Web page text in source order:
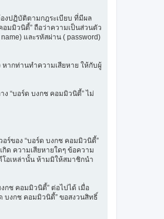
งปฏิบัติตามกฎระเบียบ ที่มีผล
อมมิวนิตี้” ถือว่าความเป็นส่วนตัว
และรหัสผ่าน ( password)
หากท่านทำความเสียหาย ให้กับผู้
“บอร์ด บงกช คอมมิวนิตี้” ไม่
อร์ของ “บอร์ด บงกช คอมมิวนิตี้”
ด ความเสียหายใดๆ ข้อความ
อเหล่านั้น ห้ามมิให้สมาชิกนำ
กช คอมมิวนิตี้” ต่อไปได้ เมื่อ
บงกช คอมมิวนิตี้” ขอสงวนสิทธิ์